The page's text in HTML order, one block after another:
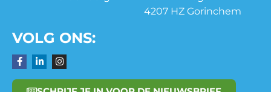
4207 HZ Gorinchem
VOLG ONS: